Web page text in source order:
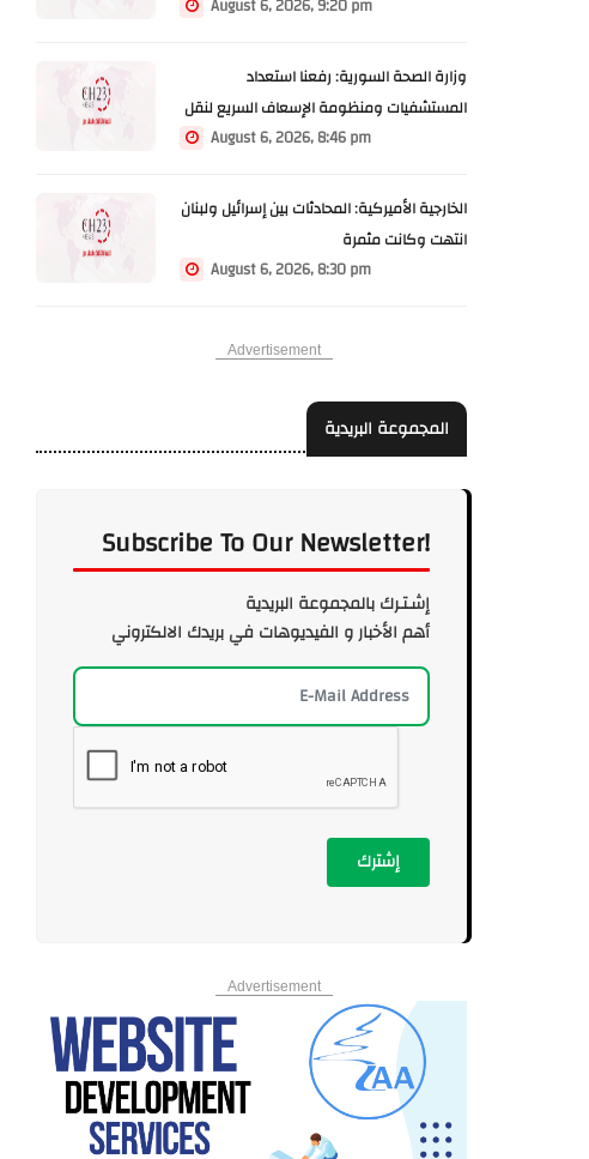
الله إنه يقبل بتسليم سلاحه عندها يمكن أن
غير مقبول
August 6, 2026, 9:20 pm
وزارة الصحة السورية: رفعنا استعداد
المستشفيات ومنظومة الإسعاف السريع لنقل
المصابين في انفجار جرمانا وعلاجهم
August 6, 2026, 8:46 pm
الخارجية الأميركية: المحادثات بين إسرائيل ولبنان
انتهت وكانت مثمرة
August 6, 2026, 8:30 pm
Advertisement
المجموعة البريدية
Subscribe To Our Newsletter!
إشـتـرك بالمجموعة البريدية
أهم الأخبار و الفيديوهات في بريدك الالكتروني
إشترك
Advertisement